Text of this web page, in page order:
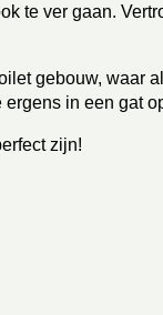
te ver gaan.
gebouw, waar
in een gat
zijn!